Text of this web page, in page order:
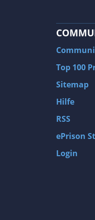
Top 100
Sitemap
Hilfe
RSS
ePrison
Login